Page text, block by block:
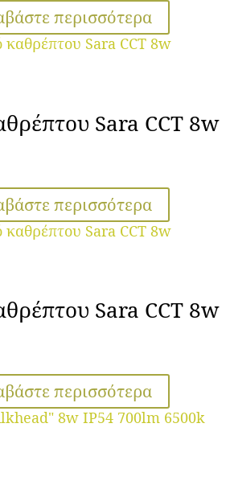
περισσότερα
Sara CCT 8w
περισσότερα
Sara CCT 8w
περισσότερα